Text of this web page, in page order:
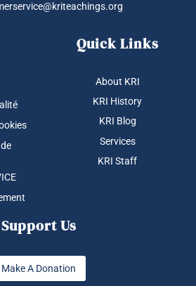
Quick Links
About KRI
KRI History
KRI Blog
Services
KRI Staff
Support Us
Make A Donation